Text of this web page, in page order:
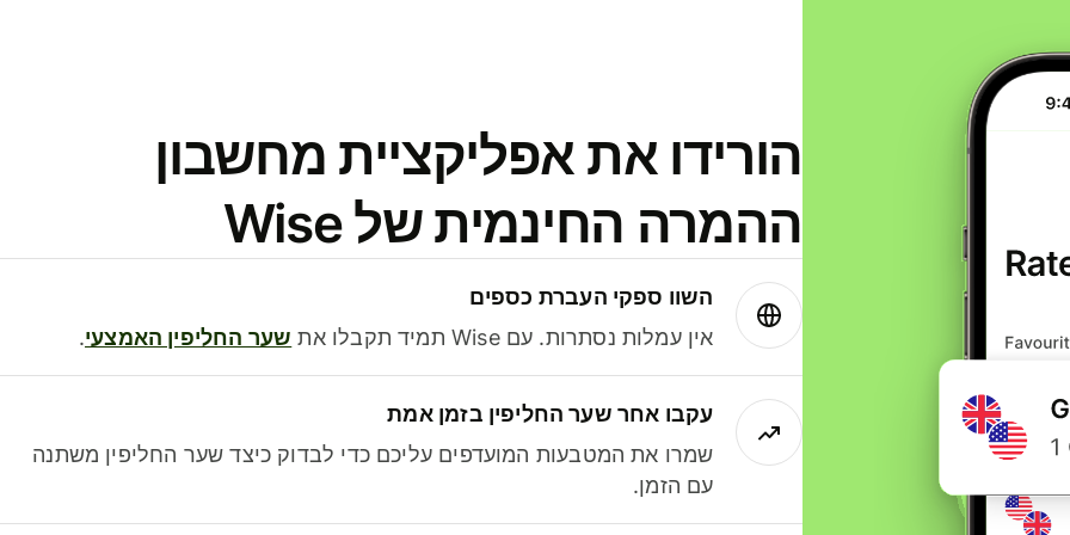
הורידו את אפליקציית מחשבון
ההמרה החינמית של Wise
השוו ספקי העברת כספים
אין עמלות נסתרות. עם Wise תמיד תקבלו את
שער החליפין האמצעי.
עקבו אחר שער החליפין בזמן אמת
שמרו את המטבעות המועדפים עליכם כדי לבדוק כיצד שער החליפין משתנה
עם הזמן.